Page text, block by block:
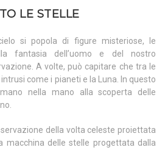
LE STELLE
si popola di figure misteriose, le
fantasia dell’uomo e del nostro
A volte, può capitare che tra le
come i pianeti e la Luna. In questo
nella mano alla scoperta delle
della volta celeste proiettata
macchina delle stelle progettata dalla